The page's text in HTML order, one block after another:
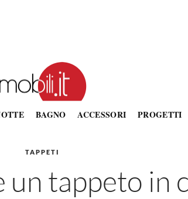
BAGNO ACCESSORI PROGETTI
TAPPETI
tappeto in